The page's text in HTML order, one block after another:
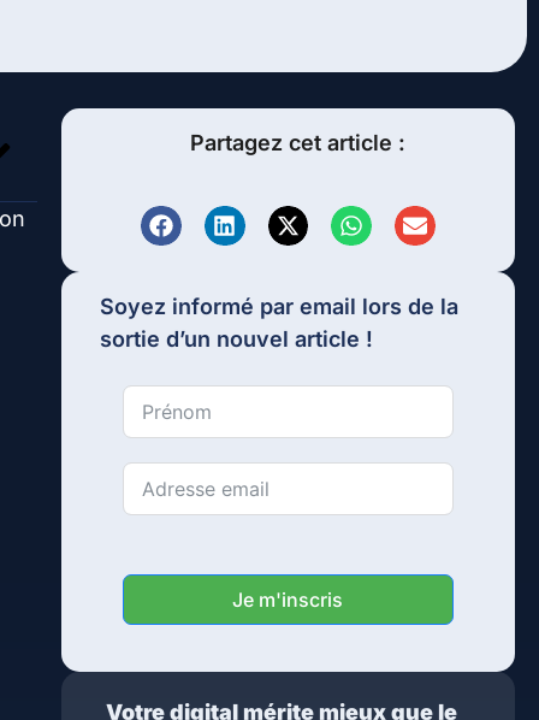
Partagez cet article :
Soyez informé par email lors de la
sortie d’un nouvel article !
Je m'inscris
Votre digital mérite mieux que le